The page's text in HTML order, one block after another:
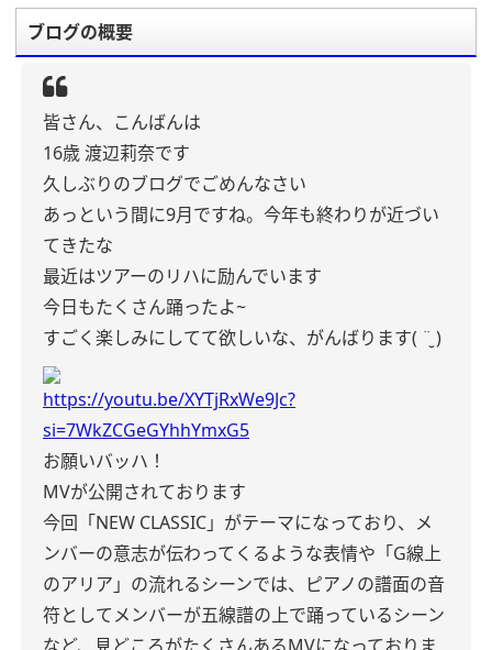
ブログの概要
皆さん、こんばんは
16歳 渡辺莉奈です
久しぶりのブログでごめんなさい
あっという間に9月ですね。今年も終わりが近づい
てきたな
最近はツアーのリハに励んでいます
今日もたくさん踊ったよ~
すごく楽しみにしてて欲しいな、がんばります( ¨̮ )
https://youtu.be/XYTjRxWe9Jc?
si=7WkZCGeGYhhYmxG5
お願いバッハ！
MVが公開されております
今回「NEW CLASSIC」がテーマになっており、メ
ンバーの意志が伝わってくるような表情や「G線上
のアリア」の流れるシーンでは、ピアノの譜面の音
符としてメンバーが五線譜の上で踊っているシーン